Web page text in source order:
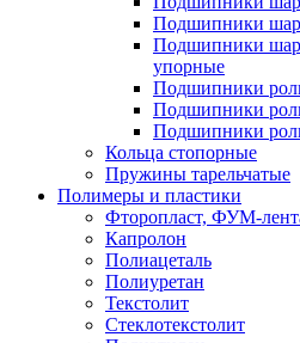
Подшипники
Подшипники
упорные
Подшипники
Подшипники
Подшипники
Кольца стопорные
Пружины тарельчатые
Полимеры и пластики
Фторопласт, ФУМ-
Капролон
Полиацеталь
Полиуретан
Текстолит
Стеклотекстолит